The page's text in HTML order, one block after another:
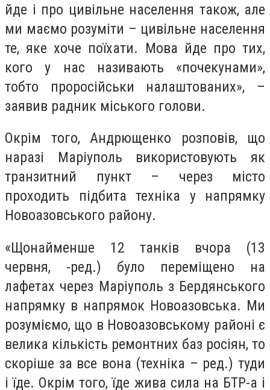
йде і про цивільне населення також, але
ми маємо розуміти – цивільне населення
те, яке хоче поїхати. Мова йде про тих,
кого у нас називають «почекунами»,
тобто проросійськи налаштованих», –
заявив радник міського голови.
Окрім того, Андрющенко розповів, що
наразі Маріуполь використовують як
транзитний пункт – через місто
проходить підбита техніка у напрямку
Новоазовського району.
«Щонайменше 12 танків вчора (13
червня, -ред.) було переміщено на
лафетах через Маріуполь з Бердянського
напрямку в напрямок Новоазовська. Ми
розуміємо, що в Новоазовському районі є
велика кількість ремонтних баз росіян, то
скоріше за все вона (техніка – ред.) туди
і їде. Окрім того, їде жива сила на БТР-а і